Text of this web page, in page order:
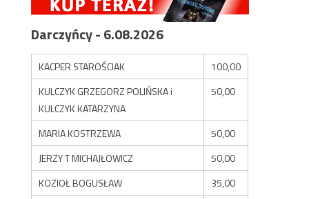
Darczyńcy - 6.08.2026
KACPER STAROŚCIAK
100,00
KULCZYK GRZEGORZ POLIŃSKA i
KULCZYK KATARZYNA
50,00
MARIA KOSTRZEWA
50,00
JERZY T MICHAJŁOWICZ
50,00
KOZIOŁ BOGUSŁAW
35,00